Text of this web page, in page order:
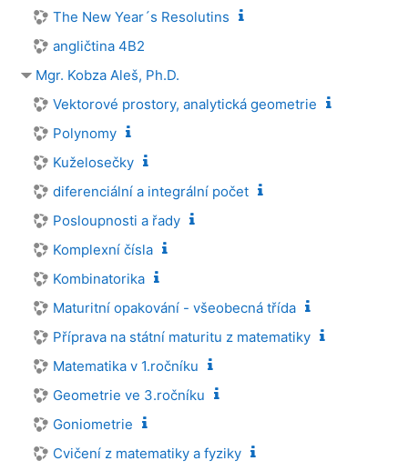
The New Year´s Resolutins
angličtina 4B2
Mgr. Kobza Aleš, Ph.D.
Vektorové prostory, analytická geometrie
Polynomy
Kuželosečky
diferenciální a integrální počet
Posloupnosti a řady
Komplexní čísla
Kombinatorika
Maturitní opakování - všeobecná třída
Příprava na státní maturitu z matematiky
Matematika v 1.ročníku
Geometrie ve 3.ročníku
Goniometrie
Cvičení z matematiky a fyziky